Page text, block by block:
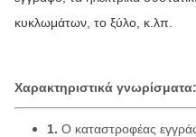
κυκλωμάτων, το ξύλο, κ.λπ.
Χαρακτηριστικά γνωρίσματα:
1. Ο καταστροφέας